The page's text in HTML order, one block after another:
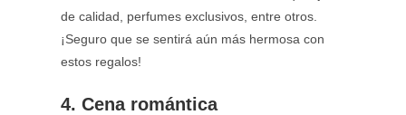
de calidad, perfumes exclusivos, entre otros.
¡Seguro que se sentirá aún más hermosa con
estos regalos!
4. Cena romántica